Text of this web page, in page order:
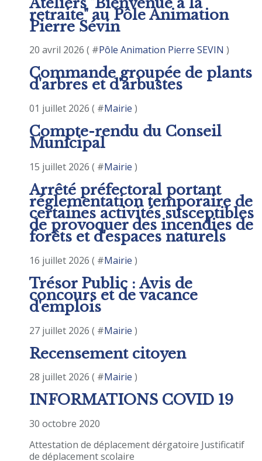
retraite" au Pôle Animation
Pierre Sévin
20 avril 2026 ( #Pôle Animation Pierre SEVIN )
Commande groupée de plants
d'arbres et d'arbustes
01 juillet 2026 ( #Mairie )
Compte-rendu du Conseil
Municipal
15 juillet 2026 ( #Mairie )
Arrêté préfectoral portant
réglementation temporaire de
certaines activités susceptibles
de provoquer des incendies de
forêts et d'espaces naturels
16 juillet 2026 ( #Mairie )
Trésor Public : Avis de
concours et de vacance
d'emplois
27 juillet 2026 ( #Mairie )
Recensement citoyen
28 juillet 2026 ( #Mairie )
INFORMATIONS COVID 19
30 octobre 2020
Attestation de déplacement dérgatoire Justificatif
de déplacement scolaire